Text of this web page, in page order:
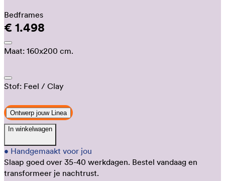
Bedframes
€ 1.498
Maat: 160x200 cm.
Stof: Feel / Clay
Ontwerp jouw Linea
In winkelwagen
• Handgemaakt voor jou
Slaap goed over 35-40 werkdagen. Bestel vandaag en
transformeer je nachtrust.